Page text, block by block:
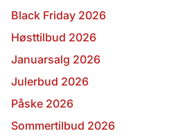
Black Friday 2026
Høsttilbud 2026
Januarsalg 2026
Julerbud 2026
Påske 2026
Sommertilbud 2026